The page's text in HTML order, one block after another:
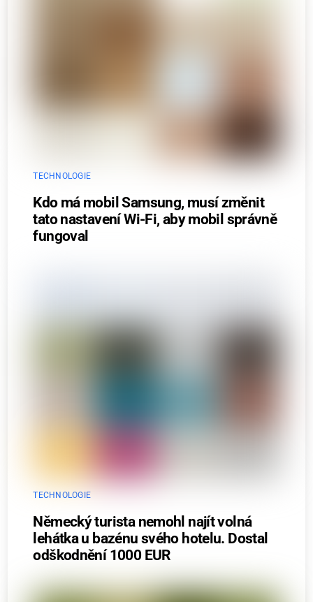
TECHNOLOGIE
Kdo má mobil Samsung, musí změnit
tato nastavení Wi-Fi, aby mobil správně
fungoval
TECHNOLOGIE
Německý turista nemohl najít volná
lehátka u bazénu svého hotelu. Dostal
odškodnění 1000 EUR